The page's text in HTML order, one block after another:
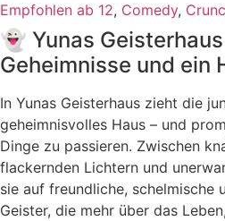
Empfohlen ab 12, Comedy,
👻 Yunas
Geheimnisse und ein
In Yunas Geisterhaus zieht die
geheimnisvolles Haus – und
Dinge zu passieren. Zwischen
flackernden Lichtern und
sie auf freundliche, schelmische
Geister, die mehr über das